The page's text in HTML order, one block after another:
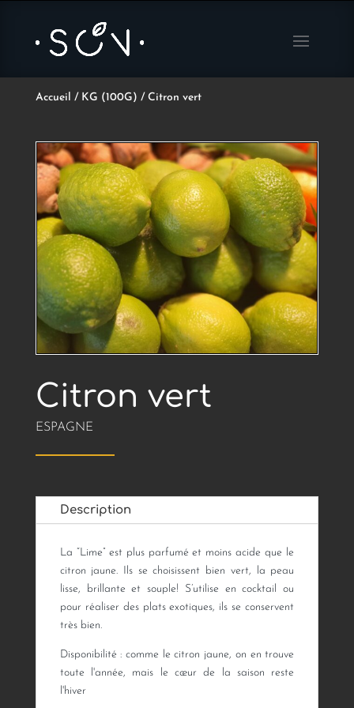
Accueil / KG (100G) / Citron vert
Citron vert
ESPAGNE
Description
La “Lime” est plus parfumé et moins acide que le
citron jaune. Ils se choisissent bien vert, la peau
lisse, brillante et souple! S’utilise en cocktail ou
pour réaliser des plats exotiques, ils se conservent
très bien.
Disponibilité : comme le citron jaune, on en trouve
toute l'année, mais le cœur de la saison reste
l'hiver